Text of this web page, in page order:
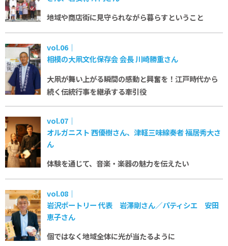
地域や商店街に見守られながら暮らすということ
vol.06｜
相模の大凧文化保存会 会長 川崎勝重さん
大凧が舞い上がる瞬間の感動と興奮を！ 江戸時代から
続く伝統行事を継承する牽引役
vol.07｜
オルガニスト 西優樹さん、津軽三味線奏者 福居秀大さ
ん
体験を通じて、音楽・楽器の魅力を伝えたい
vol.08｜
岩沢ポートリー 代表 岩澤剛さん／パティシエ 安田
恵子さん
個ではなく地域全体に光が当たるように